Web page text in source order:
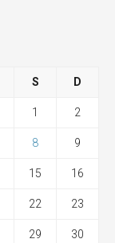
S D
1 2
8 9
15 16
22 23
29 30